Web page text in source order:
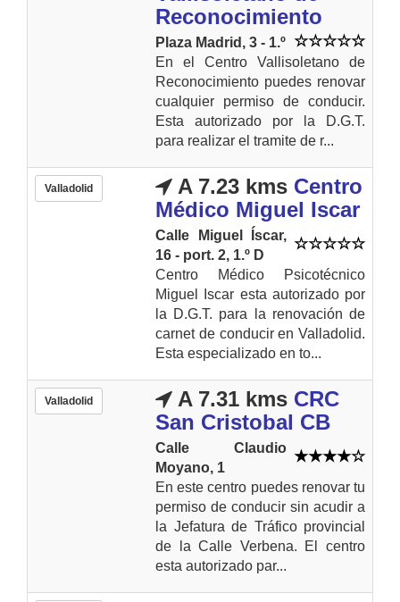
Reconocimiento
Plaza Madrid, 3 - 1.º
En el Centro Vallisoletano de
Reconocimiento puedes renovar
cualquier permiso de conducir.
Esta autorizado por la D.G.T.
para realizar el tramite de r...
Valladolid A 7.23 kms Centro
Médico Miguel Iscar
Calle Miguel Íscar,
16 - port. 2, 1.º D
Centro Médico Psicotécnico
Miguel Iscar esta autorizado por
la D.G.T. para la renovación de
carnet de conducir en Valladolid.
Esta especializado en to...
Valladolid A 7.31 kms CRC
San Cristobal CB
Calle Claudio
Moyano, 1
En este centro puedes renovar tu
permiso de conducir sin acudir a
la Jefatura de Tráfico provincial
de la Calle Verbena. El centro
esta autorizado par...